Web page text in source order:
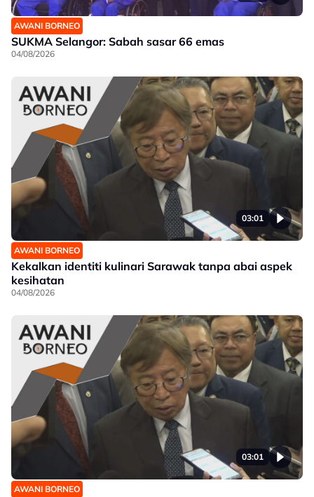
AWANI BORNEO
SUKMA Selangor: Sabah sasar 66 emas
04/08/2026
03:01
AWANI BORNEO
Kekalkan identiti kulinari Sarawak tanpa abai aspek
kesihatan
04/08/2026
03:01
AWANI BORNEO